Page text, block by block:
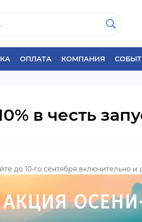
ОПЛАТА КОМПАНИЯ
в честь
до 10-го сентября включительно